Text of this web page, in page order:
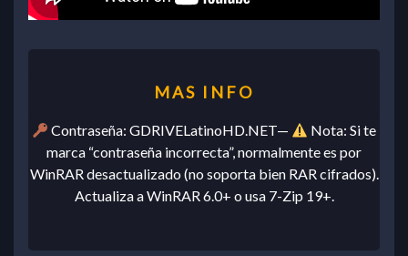
Contraseña: GDRIVELatinoHD.NET—
Nota: Si te
marca “contraseña incorrecta”, normalmente es por
WinRAR desactualizado (no soporta bien RAR cifrados).
Actualiza a WinRAR 6.0+ o usa 7-Zip 19+.